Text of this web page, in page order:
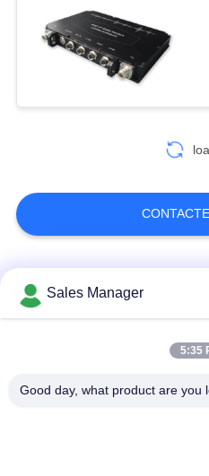
populaire
Sales Manager
5:35
Good day, what product are you